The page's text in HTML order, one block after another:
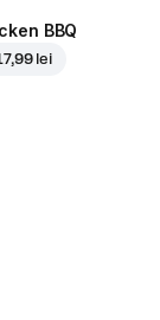
BBQ
lei